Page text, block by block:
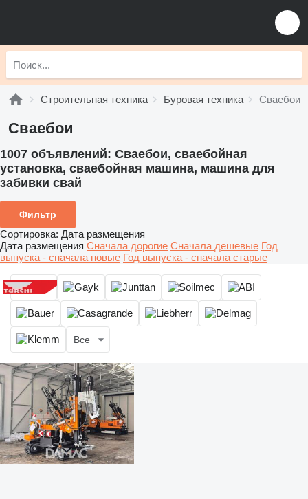
Строительная техника Буровая техника Сваебои
Сваебои
1007 объявлений: Сваебои, сваебойная
установка, сваебойная машина, машина для
забивки свай
Фильтр
Сортировка: Дата размещения
Дата размещения Сначала дорогие Сначала дешевые Год
выпуска - сначала новые Год выпуска - сначала старые
Все